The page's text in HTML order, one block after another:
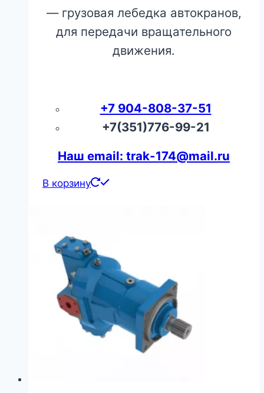
— грузовая лебедка автокранов,
для передачи вращательного
движения.
+7 904-808-37-51
+7(351)776-99-21
Наш email: trak-174@mail.ru
В корзину